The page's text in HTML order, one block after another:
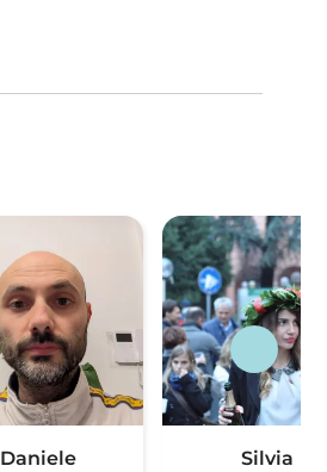
Daniele Silvia